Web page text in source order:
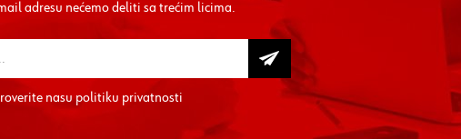
adresu nećemo deliti sa trećim licima.
nasupolitiku privatnosti